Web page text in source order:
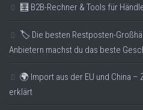
🧮 B2B-Rechner & Tools für
🏷️ Die besten Restposten-
Anbietern machst du das beste
🌍 Import aus der EU und China –
erklärt